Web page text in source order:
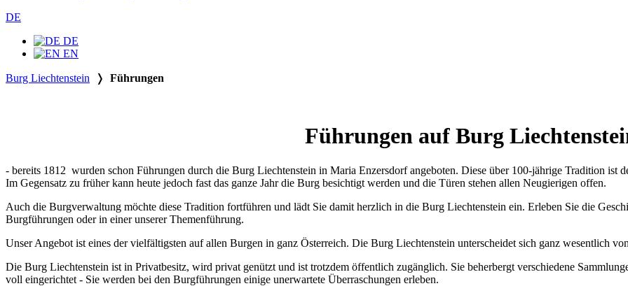
DE
DE
EN
Burg Liechtenstein ❭ Führungen
Führungen auf Burg
- bereits 1812 wurden schon Führungen durch die Burg Liechtenstein in Maria Enzersdorf angeboten. Diese über 100-jährige Tradition ist
Im Gegensatz zu früher kann heute jedoch fast das ganze Jahr die Burg besichtigt werden und die Türen stehen allen Neugierigen offen.
Auch die Burgverwaltung möchte diese Tradition fortführen und lädt Sie damit herzlich in die Burg Liechtenstein ein. Erleben Sie die
Burgführungen oder in einer unserer Themenführung.
Unser Angebot ist eines der vielfältigsten auf allen Burgen in ganz Österreich. Die Burg Liechtenstein unterscheidet sich ganz wesentlich
Die Burg Liechtenstein ist in Privatbesitz, wird privat genützt und ist trotzdem öffentlich zugänglich. Sie beherbergt verschiedene
voll eingerichtet - Sie werden bei den Burgführungen einige unerwartete Überraschungen erleben.